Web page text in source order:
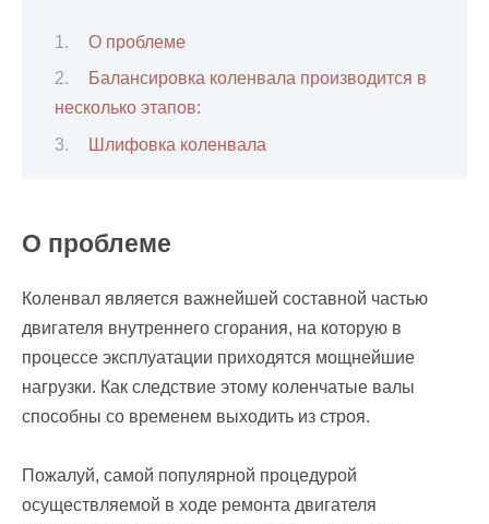
О проблеме
Балансировка коленвала производится в
несколько этапов:
Шлифовка коленвала
О проблеме
Коленвал является важнейшей составной частью
двигателя внутреннего сгорания, на которую в
процессе эксплуатации приходятся мощнейшие
нагрузки. Как следствие этому коленчатые валы
способны со временем выходить из строя.
Пожалуй, самой популярной процедурой
осуществляемой в ходе ремонта двигателя